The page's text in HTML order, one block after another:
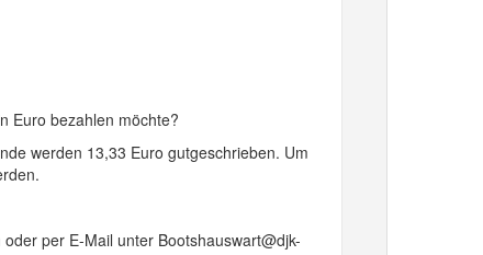
Euro bezahlen möchte?
werden 13,33 Euro gutgeschrieben. Um
per E-Mail unter Bootshauswart@djk-